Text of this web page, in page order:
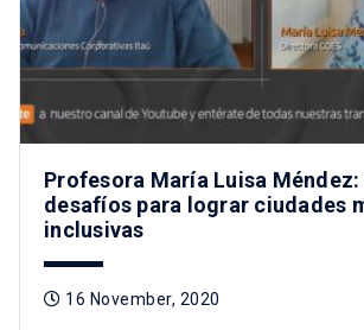
Profesora María Luisa Méndez:
desafíos para lograr ciudades
inclusivas
16 November, 2020